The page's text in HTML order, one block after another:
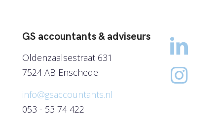
GS accountants & adviseurs
Oldenzaalsestraat 631
7524 AB Enschede
info@gsaccountants.nl
053 - 53 74 422